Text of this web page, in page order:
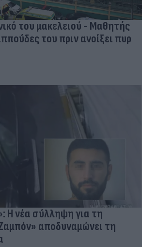
του μακελειού - Μαθητής
του πριν ανοίξει πυρ
Η νέα σύλληψη για τη
αποδυναμώνει τη